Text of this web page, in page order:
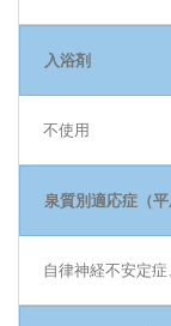
入浴剤
不使用
泉質別適応症（平
自律神経不安定